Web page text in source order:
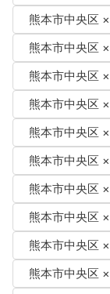
熊本市中央区
熊本市中央区
熊本市中央区
熊本市中央区
熊本市中央区
熊本市中央区
熊本市中央区
熊本市中央区
熊本市中央区
熊本市中央区